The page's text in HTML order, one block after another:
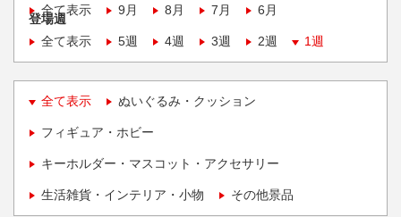
全て表示
9月 8月 7月 6月
登場週
全て表示
5週 4週 3週 2週 1週
全て表示 ぬいぐるみ・クッション
フィギュア・ホビー
キーホルダー・マスコット・アクセサリー
生活雑貨・インテリア・小物 その他景品